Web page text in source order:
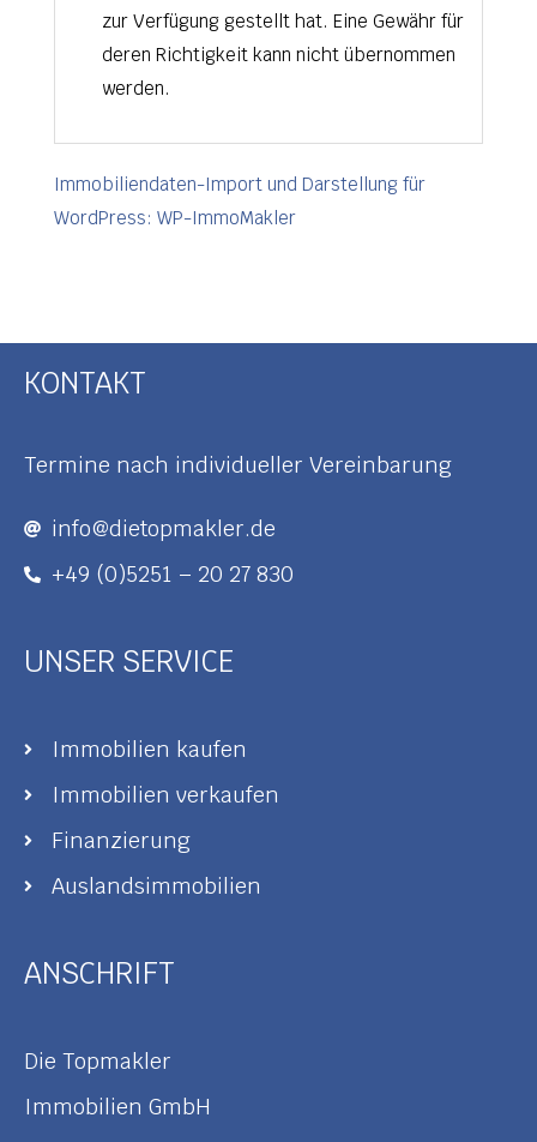
zur Verfügung gestellt hat. Eine Gewähr für
deren Richtigkeit kann nicht übernommen
werden.
Immobiliendaten-Import und Darstellung für
WordPress: WP-ImmoMakler
KONTAKT
Termine nach individueller Vereinbarung
info@dietopmakler.de
+49 (0)5251 – 20 27 830
UNSER SERVICE
Immobilien kaufen
Immobilien verkaufen
Finanzierung
Auslandsimmobilien
ANSCHRIFT
Die Topmakler
Immobilien GmbH